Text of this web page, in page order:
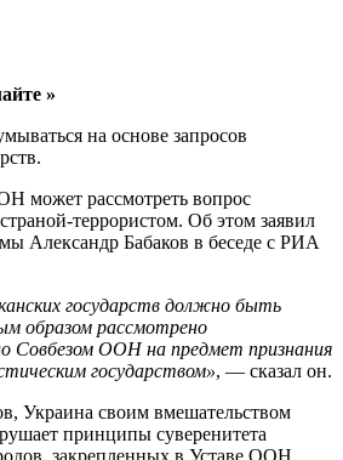
»
на основе запросов
может рассмотреть вопрос
террористом. Об этом заявил
Александр Бабаков в беседе с РИА
государств должно быть
образом рассмотрено
Совбезом ООН на предмет признания
государством», — сказал он.
Украина своим вмешательством
принципы суверенитета